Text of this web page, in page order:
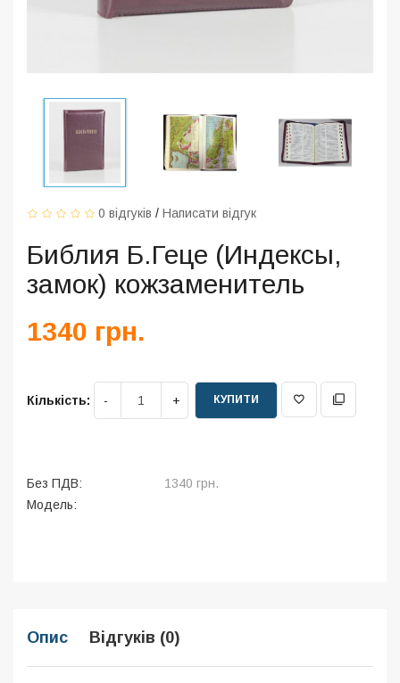
0 відгуків / Написати відгук
Библия Б.Геце (Индексы,
замок) кожзаменитель
1340 грн.
Кількість: КУПИТИ
Без ПДВ:
1340 грн.
Модель:
Опис Відгуків (0)